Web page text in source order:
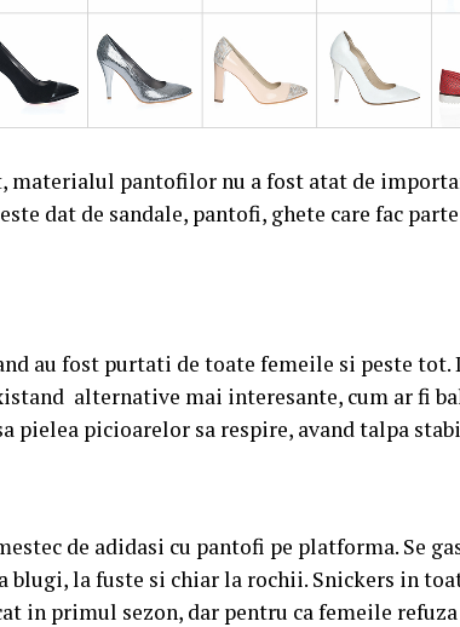
materialul pantofilor nu a fost atat de
dat de sandale, pantofi, ghete care fac
au fost purtati de toate femeile si peste tot.
alternative mai interesante, cum ar fi
pielea picioarelor sa respire, avand talpa
de adidasi cu pantofi pe platforma. Se
la fuste si chiar la rochii. Snickers in
in ​​primul sezon, dar pentru ca femeile